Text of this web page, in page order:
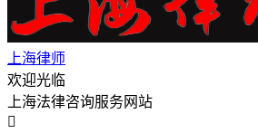
上海律师
欢迎光临
上海法律咨询服务网站
